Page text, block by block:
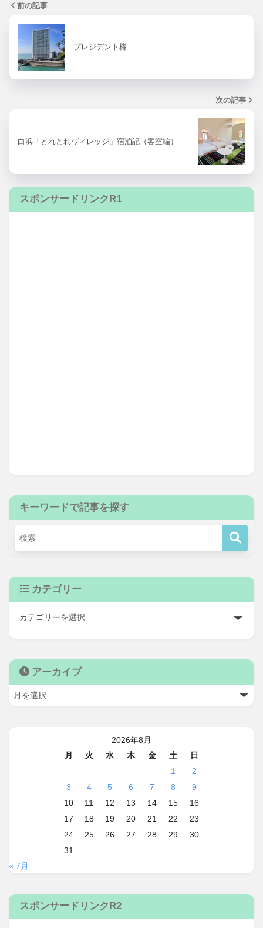
前の記事
プレジデント椿
次の記事
白浜「とれとれヴィレッジ」宿泊記（客室編）
スポンサードリンクR1
キーワードで記事を探す
カテゴリー
アーカイブ
2026年8月
月
火 水 木 金 土
日
1
2
3
4 5 6 7 8
9
10
11 12 13 14 15
16
17
18 19 20 21 22
23
24
25 26 27 28 29
30
31
« 7月
スポンサードリンクR2